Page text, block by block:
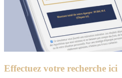
Effectuez votre recherche ici